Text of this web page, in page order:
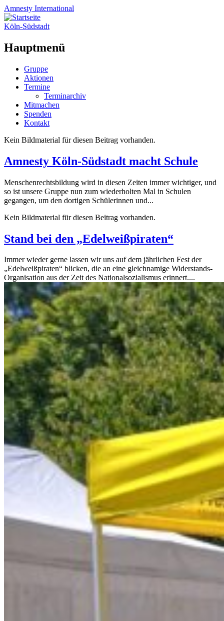
Amnesty International
Köln-Südstadt
Hauptmenü
Zum
Inhalt
springen
Gruppe
Aktionen
Termine
Terminarchiv
Mitmachen
Spenden
Kontakt
Kein Bildmaterial für diesen Beitrag vorhanden.
Amnesty Köln-Südstadt macht Schule
Menschenrechtsbildung wird in diesen Zeiten immer wichtiger, und
so ist unsere Gruppe nun zum wiederholten Mal in Schulen
gegangen, um den dortigen Schülerinnen und...
Kein Bildmaterial für diesen Beitrag vorhanden.
Stand bei den „Edelweißpiraten“
Immer wieder gerne lassen wir uns auf dem jährlichen Fest der
„Edelweißpiraten“ blicken, die an eine gleichnamige Widerstands-
Organisation aus der Zeit des Nationalsozialismus erinnert....